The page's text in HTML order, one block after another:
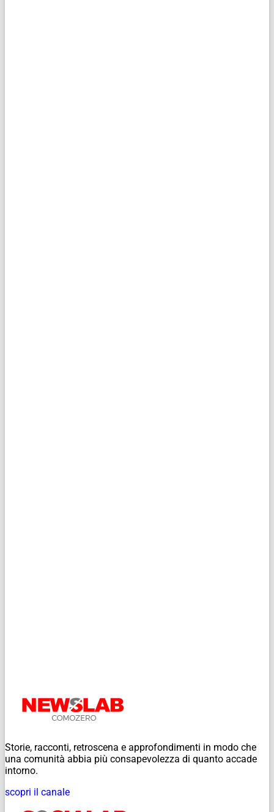
Storie, racconti, retroscena e approfondimenti in modo che
una comunità abbia più consapevolezza di quanto accade
intorno.
scopri il canale